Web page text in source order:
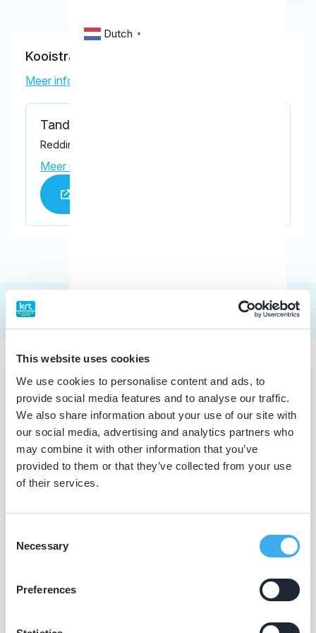
This website uses cookies
We use cookies to personalise content and ads, to
provide social media features and to analyse our traffic.
We also share information about your use of our site with
our social media, advertising and analytics partners who
may combine it with other information that you’ve
provided to them or that they’ve collected from your use
of their services.
Selection
Necessary
Preferences
Dutch ▼
Kooistra, R.
Meer informatie tandarts
Tandartspraktijk Kooistra
Reddingiusweg 58-60, Hoogkerk 9744 BM
Meer informatie praktijk
Tandarts in Hoogkerk
Zoekt u een tandarts in Hoogkerk ? In de lijst hierboven
vindt u alle tandheelkundigen in Hoogkerk , die
aantoonbaar hun vak bijhouden. Bovendien kunt u ook de
kaartweergave aanklikken. Dan ziet u op een kaart van
Hoogkerk waar deze tandartsen gevestigd zijn.
De overheid verplicht tandartsen niet tot het volgen van
bij- en nascholing. De beroepsgroep zelf vindt het
leven lang blijven leren. Op die manier zijn ze op de
hoogte van de nieuwste tandheelkundige technieken.
Daarom laten tandartsen met een KRT-registratie graag